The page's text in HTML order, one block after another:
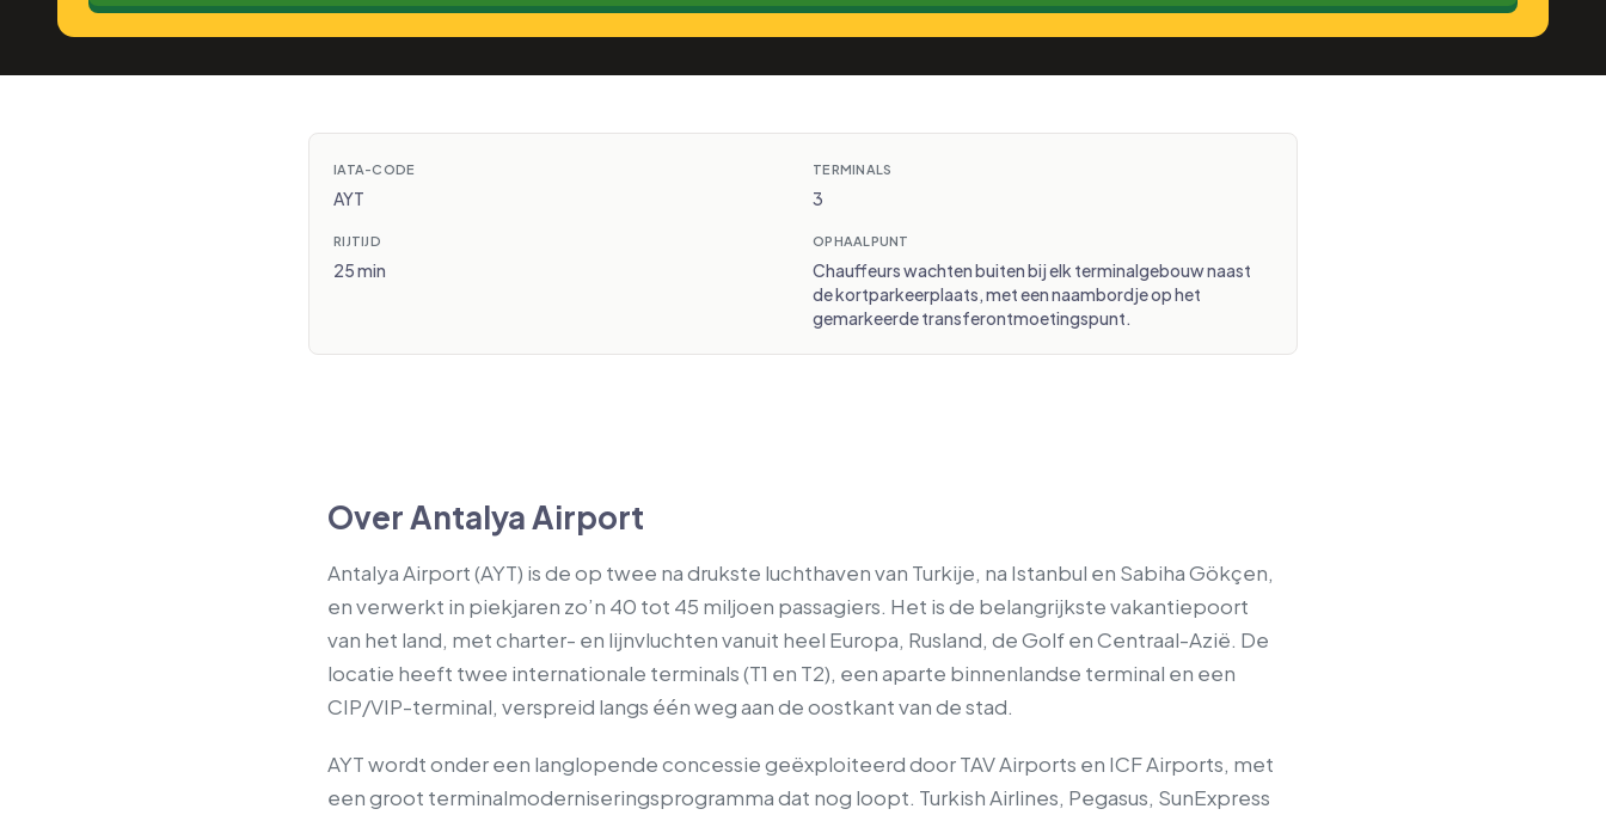
IATA-CODE
AYT
TERMINALS
3
RIJTIJD
25 min
OPHAALPUNT
Chauffeurs wachten buiten bij elk terminalgebouw naast
de kortparkeerplaats, met een naambordje op het
gemarkeerde transferontmoetingspunt.
Over Antalya Airport
Antalya Airport (AYT) is de op twee na drukste luchthaven van Turkije, na Istanbul en Sabiha Gökçen,
en verwerkt in piekjaren zo’n 40 tot 45 miljoen passagiers. Het is de belangrijkste vakantiepoort
van het land, met charter- en lijnvluchten vanuit heel Europa, Rusland, de Golf en Centraal-Azië. De
locatie heeft twee internationale terminals (T1 en T2), een aparte binnenlandse terminal en een
CIP/VIP-terminal, verspreid langs één weg aan de oostkant van de stad.
AYT wordt onder een langlopende concessie geëxploiteerd door TAV Airports en ICF Airports, met
een groot terminalmoderniseringsprogramma dat nog loopt. Turkish Airlines, Pegasus, SunExpress